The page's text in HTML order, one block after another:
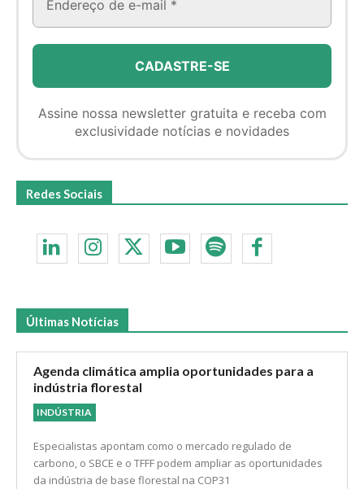
Assine nossa newsletter gratuita e receba com
exclusividade notícias e novidades
Redes Sociais
Últimas Notícias
Agenda climática amplia oportunidades para a
indústria florestal
INDÚSTRIA
Especialistas apontam como o mercado regulado de
carbono, o SBCE e o TFFF podem ampliar as oportunidades
da indústria de base florestal na COP31